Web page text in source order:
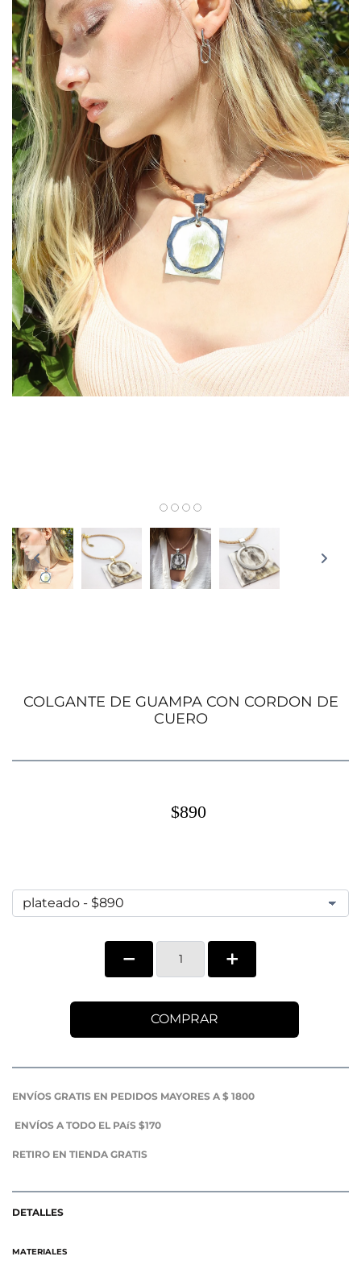
COLGANTE DE GUAMPA CON CORDON DE
CUERO
$890
COMPRAR
ENVÍOS GRATIS EN PEDIDOS MAYORES A $ 1800
ENVÍOS A TODO EL PAíS $170
RETIRO EN TIENDA GRATIS
DETALLES
MATERIALES